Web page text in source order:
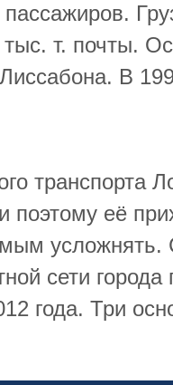
т. почты.
В
транспорта
поэтому её
сети города
года. Три